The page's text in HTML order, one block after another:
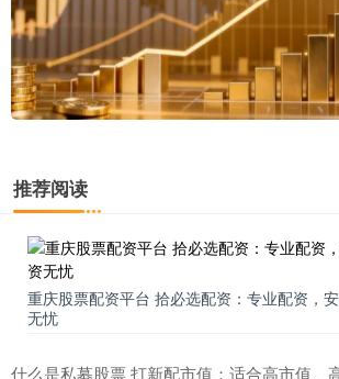
推荐阅读
重庆股票配资平台 拾必选配资：专业配资，
无忧
什么是私募股票 打新配市值：适合高市值、